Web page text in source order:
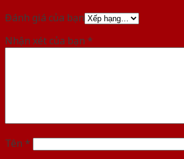
Đánh giá của bạn
Nhận xét của bạn *
Tên *